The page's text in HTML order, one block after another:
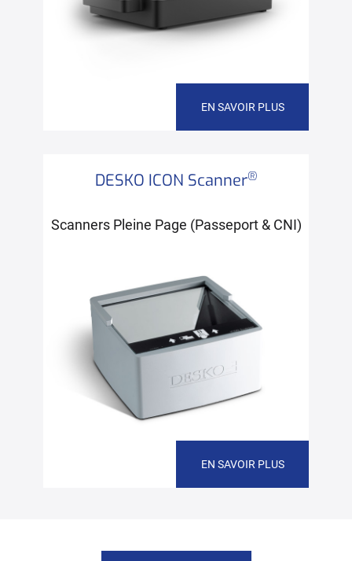
EN SAVOIR PLUS
DESKO ICON Scanner®
Scanners Pleine Page (Passeport & CNI)
EN SAVOIR PLUS